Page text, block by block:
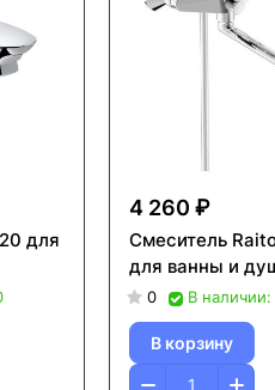
для
4 260 ₽
Смеситель
для ванны и
0 В
В корзину